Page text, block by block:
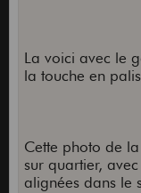
La voici avec le
la touche en
Cette photo de
sur quartier,
alignées dans le